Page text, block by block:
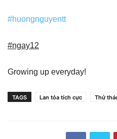
#huongnguyentt
#ngay12
Growing up everyday!
TAGS Lan tỏa tích cực Thử